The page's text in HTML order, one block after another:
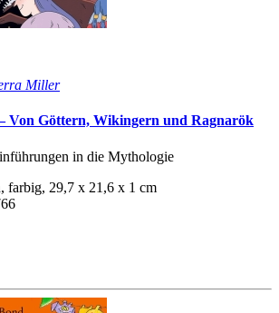
Miller
Von Göttern, Wikingern und Ragnarök
in die Mythologie
farbig, 29,7 x 21,6 x 1 cm